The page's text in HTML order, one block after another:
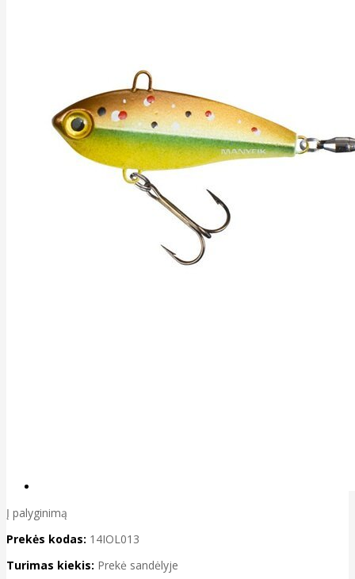
Į palyginimą
Prekės kodas: 14IOL013
Turimas kiekis: Prekė sandėlyje